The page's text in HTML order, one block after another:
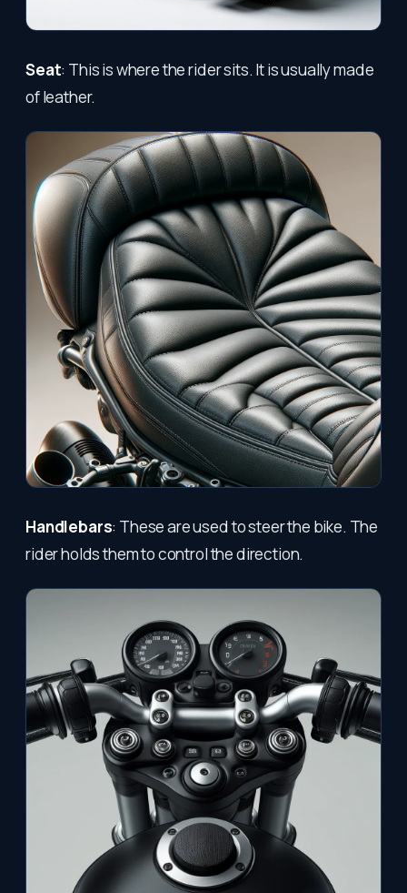
Seat: This is where the rider sits. It is usually made
of leather.
Handlebars: These are used to steer the bike. The
rider holds them to control the direction.